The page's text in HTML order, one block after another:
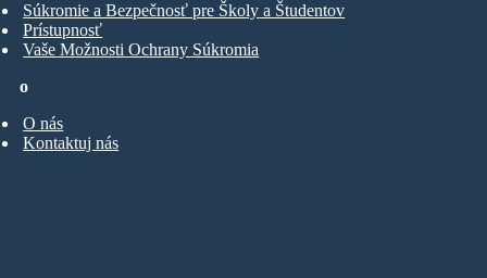
o
O nás
Kontaktuj nás
Súkromie a Bezpečnosť pre Školy a Študentov
Prístupnosť
Vaše Možnosti Ochrany Súkromia